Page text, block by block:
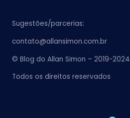
Sugestões/parcerias:
contato@allansimon.com.br
© Blog do Allan Simon – 2019-2024
Todos os direitos reservados